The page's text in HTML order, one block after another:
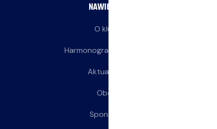
NAWIGACJA
O klubie
Harmonogram treningów
Aktualności
Obozy
Sponsorzy